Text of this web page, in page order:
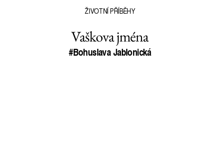
ŽIVOTNÍ PŘÍBĚHY
Vaškova jména
#Bohuslava Jablonická